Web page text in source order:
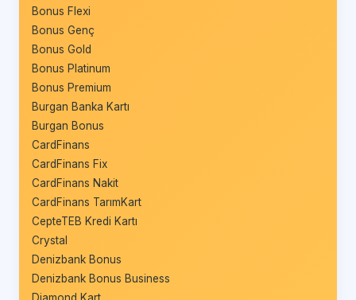
Bonus Flexi
Bonus Genç
Bonus Gold
Bonus Platinum
Bonus Premium
Burgan Banka Kartı
Burgan Bonus
CardFinans
CardFinans Fix
CardFinans Nakit
CardFinans TarımKart
CepteTEB Kredi Kartı
Crystal
Denizbank Bonus
Denizbank Bonus Business